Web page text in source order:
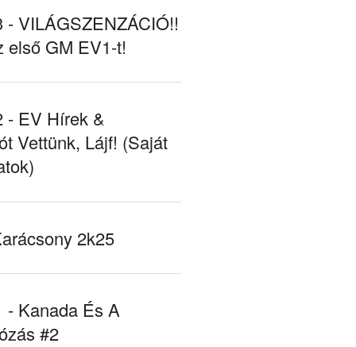
- VILÁGSZENZÁCIÓ!!
első GM EV1-t!
- EV Hírek &
Vettünk, Lájf! (Saját
2k25
- Kanada És A
#2